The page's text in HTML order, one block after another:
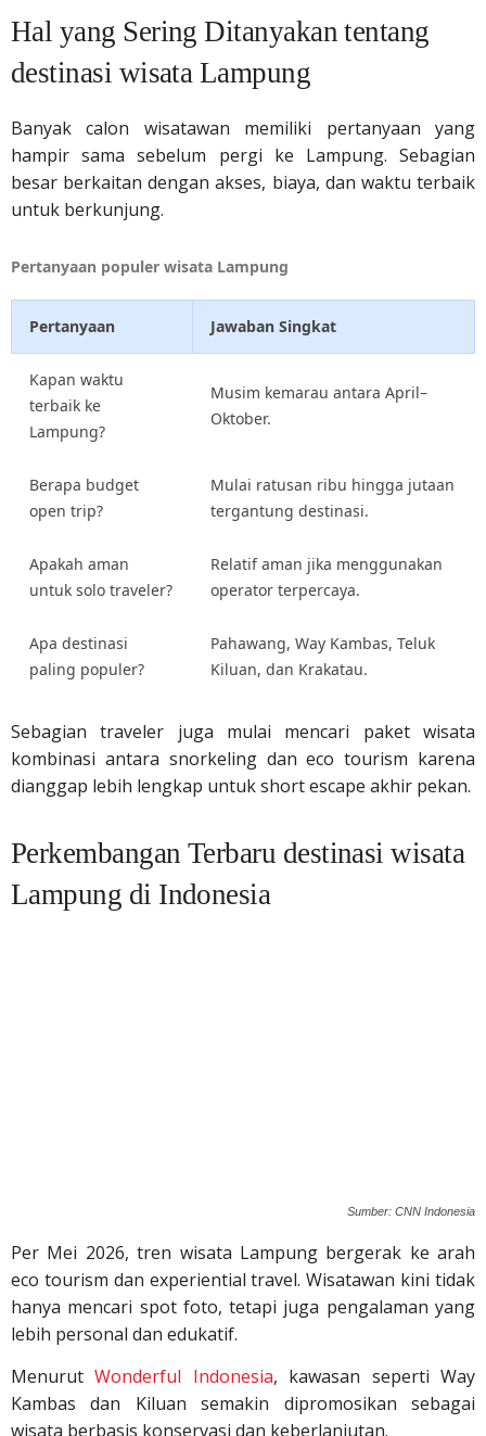
Hal yang Sering Ditanyakan tentang
destinasi wisata Lampung
Banyak calon wisatawan memiliki pertanyaan yang
hampir sama sebelum pergi ke Lampung. Sebagian
besar berkaitan dengan akses, biaya, dan waktu terbaik
untuk berkunjung.
Pertanyaan populer wisata Lampung
Pertanyaan Jawaban Singkat
Kapan waktu
terbaik ke
Lampung?
Musim kemarau antara April–
Oktober.
Berapa budget
open trip?
Mulai ratusan ribu hingga jutaan
tergantung destinasi.
Apakah aman
untuk solo traveler?
Relatif aman jika menggunakan
operator terpercaya.
Apa destinasi
paling populer?
Pahawang, Way Kambas, Teluk
Kiluan, dan Krakatau.
Sebagian traveler juga mulai mencari paket wisata
kombinasi antara snorkeling dan eco tourism karena
dianggap lebih lengkap untuk short escape akhir pekan.
Perkembangan Terbaru destinasi wisata
Lampung di Indonesia
Sumber: CNN Indonesia
Per Mei 2026, tren wisata Lampung bergerak ke arah
eco tourism dan experiential travel. Wisatawan kini tidak
hanya mencari spot foto, tetapi juga pengalaman yang
lebih personal dan edukatif.
MenurutWonderful Indonesia, kawasan seperti Way
Kambas dan Kiluan semakin dipromosikan sebagai
wisata berbasis konservasi dan keberlanjutan.